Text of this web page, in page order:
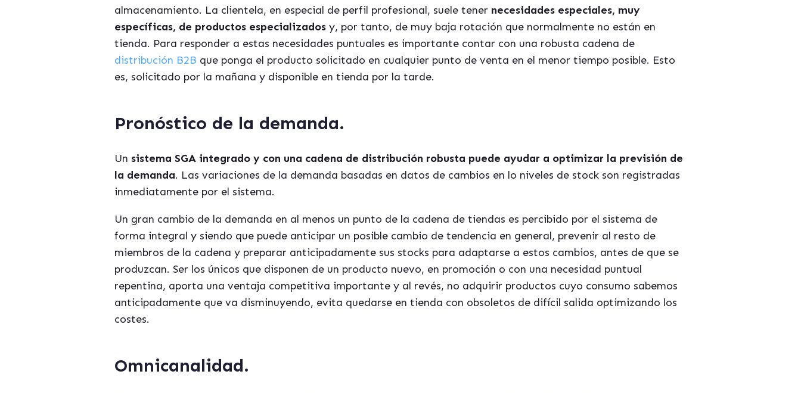
almacenamiento. La clientela, en especial de perfil profesional, suele tener necesidades especiales, muy
específicas, de productos especializados y, por tanto, de muy baja rotación que normalmente no están en
tienda. Para responder a estas necesidades puntuales es importante contar con una robusta cadena de
distribución B2B que ponga el producto solicitado en cualquier punto de venta en el menor tiempo posible. Esto
es, solicitado por la mañana y disponible en tienda por la tarde.
Pronóstico de la demanda.
Un sistema SGA integrado y con una cadena de distribución robusta puede ayudar a optimizar la previsión de
la demanda. Las variaciones de la demanda basadas en datos de cambios en lo niveles de stock son registradas
inmediatamente por el sistema.
Un gran cambio de la demanda en al menos un punto de la cadena de tiendas es percibido por el sistema de
forma integral y siendo que puede anticipar un posible cambio de tendencia en general, prevenir al resto de
miembros de la cadena y preparar anticipadamente sus stocks para adaptarse a estos cambios, antes de que se
produzcan. Ser los únicos que disponen de un producto nuevo, en promoción o con una necesidad puntual
repentina, aporta una ventaja competitiva importante y al revés, no adquirir productos cuyo consumo sabemos
anticipadamente que va disminuyendo, evita quedarse en tienda con obsoletos de difícil salida optimizando los
costes.
Omnicanalidad.